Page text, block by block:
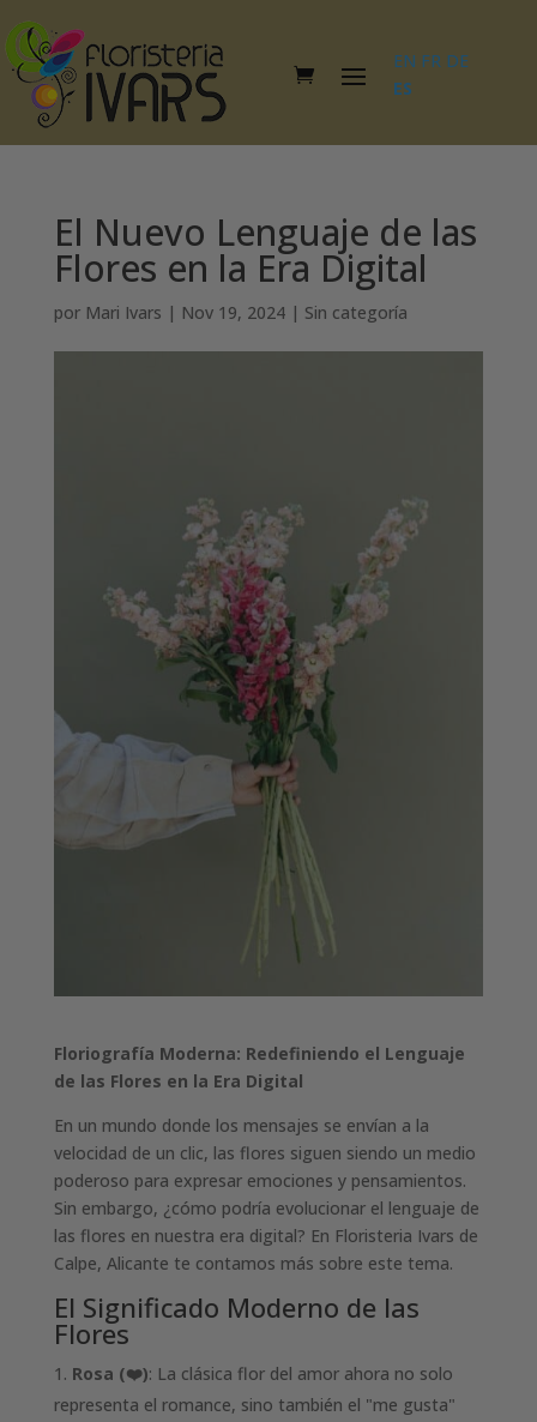
EN FR DE
ES
El Nuevo Lenguaje de las
Flores en la Era Digital
por Mari Ivars | Nov 19, 2024| Sin categoría
Floriografía Moderna: Redefiniendo el Lenguaje
de las Flores en la Era Digital
En un mundo donde los mensajes se envían a la
velocidad de un clic, las flores siguen siendo un medio
poderoso para expresar emociones y pensamientos.
Sin embargo, ¿cómo podría evolucionar el lenguaje de
las flores en nuestra era digital? En Floristeria Ivars de
Calpe, Alicante te contamos más sobre este tema.
El Significado Moderno de las
Flores
Rosa (❤️): La clásica flor del amor ahora no solo
representa el romance, sino también el "me gusta"